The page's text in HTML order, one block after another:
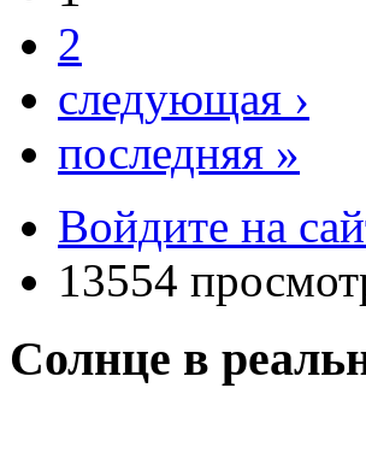
2
следующая ›
последняя »
Войдите на
13554
Солнце в